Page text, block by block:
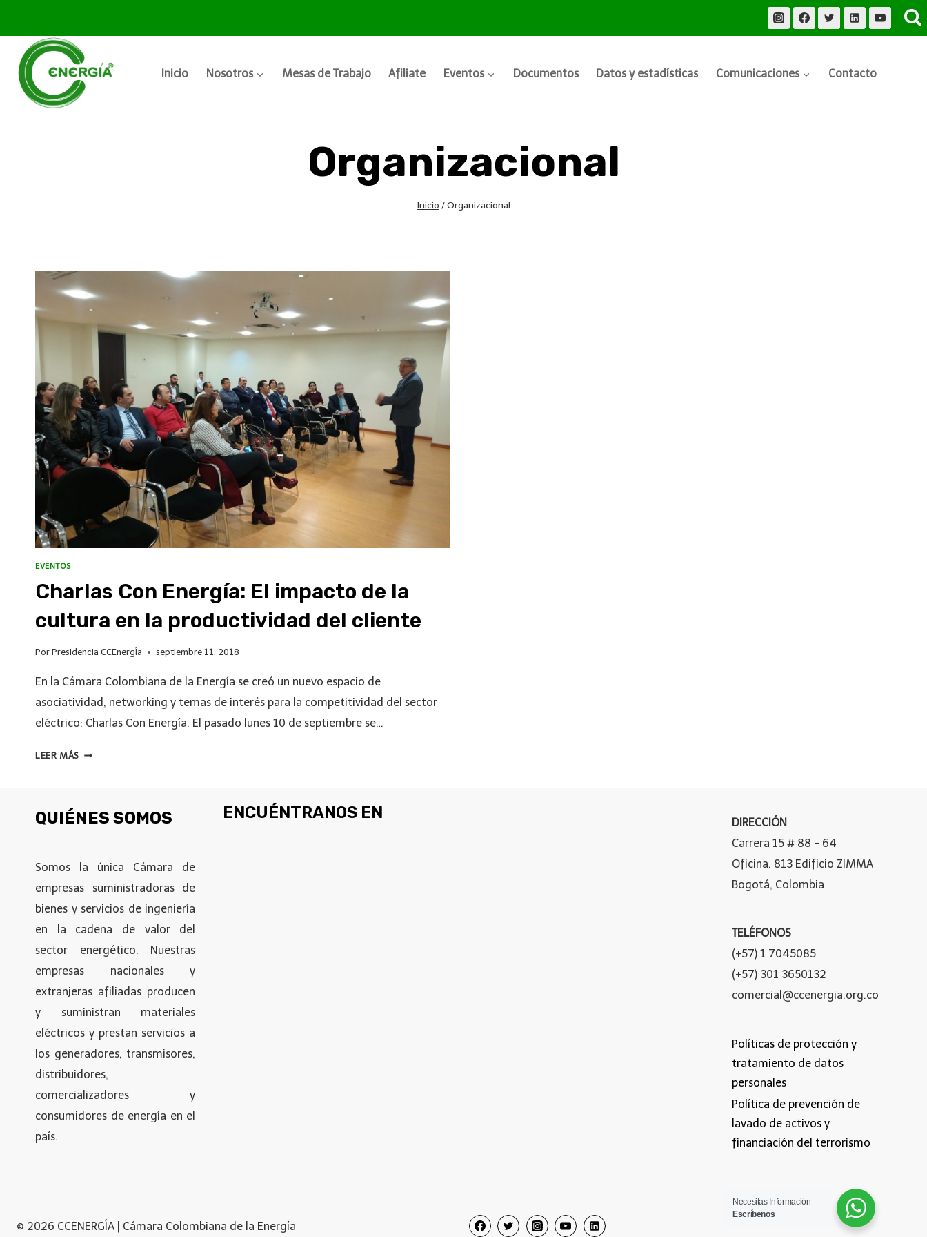
Inicio Nosotros Mesas de Trabajo Afiliate Eventos Documentos Datos y estadísticas Comunicaciones Contacto
Organizacional
Inicio / Organizacional
EVENTOS
Charlas Con Energía: El impacto de la
cultura en la productividad del cliente
Por Presidencia CCEnergÍa septiembre 11, 2018
En la Cámara Colombiana de la Energía se creó un nuevo espacio de
asociatividad, networking y temas de interés para la competitividad del sector
eléctrico: Charlas Con Energía. El pasado lunes 10 de septiembre se…
LEER MÁS
QUIÉNES SOMOS
Somos la única Cámara de
empresas suministradoras de
bienes y servicios de ingeniería
en la cadena de valor del
sector energético. Nuestras
empresas nacionales y
extranjeras afiliadas producen
y suministran materiales
eléctricos y prestan servicios a
los generadores, transmisores,
distribuidores,
comercializadores y
consumidores de energía en el
país.
ENCUÉNTRANOS EN
DIRECCIÓN
Carrera 15 # 88 - 64
Oficina. 813 Edificio ZIMMA
Bogotá, Colombia
TELÉFONOS
(+57) 1 7045085
(+57) 301 3650132
comercial@ccenergia.org.co
Políticas de protección y
tratamiento de datos
personales
Política de prevención de
lavado de activos y
financiación del terrorismo
© 2026 CCENERGÍA | Cámara Colombiana de la Energía
Necesitas Información
Escríbenos